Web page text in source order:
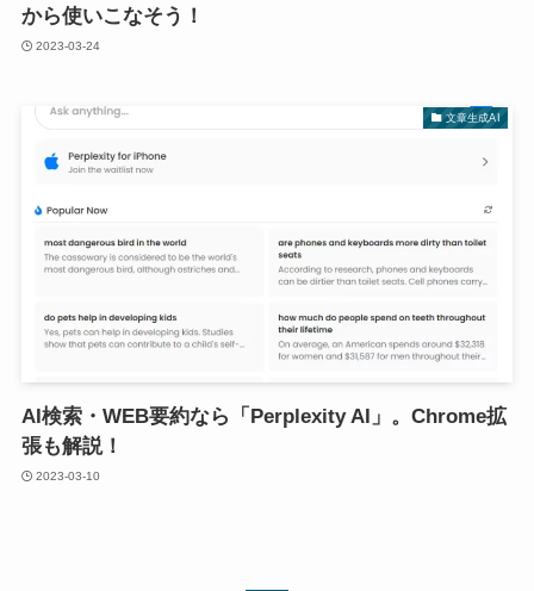
から使いこなそう！
2023-03-24
文章生成AI
AI検索・WEB要約なら「Perplexity AI」。Chrome拡
張も解説！
2023-03-10